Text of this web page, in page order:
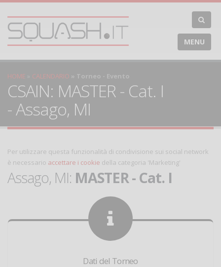
MENU
HOME CALENDARIO Torneo - Evento
CSAIN: MASTER - Cat. I
- Assago, MI
Per utilizzare questa funzionalità di condivisione sui social network
è necessario accettare i cookie della categoria 'Marketing'
Assago, MI: MASTER - Cat. I
Dati del Torneo